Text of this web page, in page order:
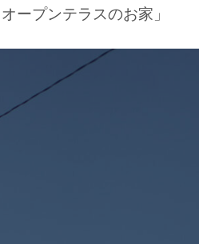
ープンテラスのお家」